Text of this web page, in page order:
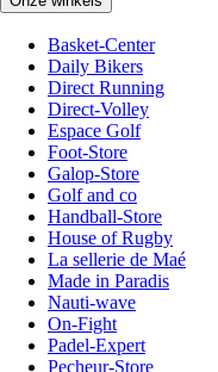
Basket-Center
Daily Bikers
Direct Running
Direct-Volley
Espace Golf
Foot-Store
Galop-Store
Golf and co
Handball-Store
House of Rugby
La sellerie de Maé
Made in Paradis
Nauti-wave
On-Fight
Padel-Expert
Pecheur-Store